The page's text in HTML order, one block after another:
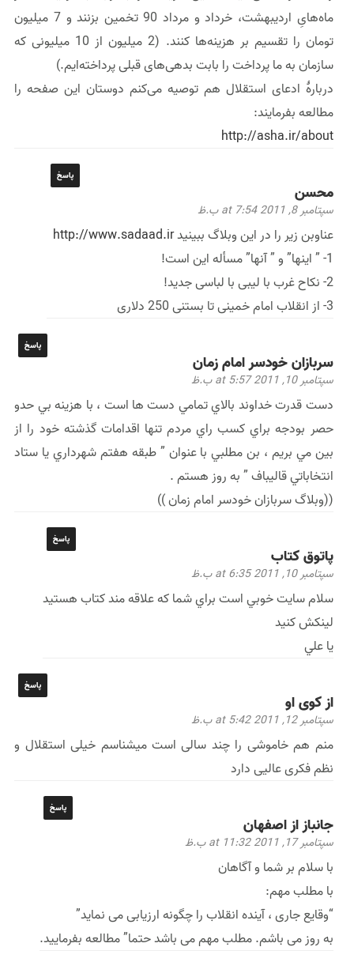
ماه‌هایِ اردیبهشت، خرداد و مرداد 90 تخمین بزنند و 7 میلیون
تومان را تقسیم بر هزینه‌ها کنند. (2 میلیون از 10 میلیونی که
سازمان به ما پرداخت را بابت بدهی‌های قبلی پرداخته‌ایم.)
دربارهٔ ادعای استقلال هم توصیه می‌کنم دوستان این صفحه را
مطالعه بفرمایند:
http://asha.ir/about
محسن
سپتامبر 8, 2011 at 7:54 ب.ظ
پاسخ
عناوبن زیر را در این وبلاگ ببینیدhttp://www.sadaad.ir
1- ” اینها” و ” آنها” مسأله این است!
2- نکاح غرب با لیبی با لباسی جدید!
3- از انقلاب امام خمینی تا بستنی 250 دلاری
سربازان خودسر امام زمان
سپتامبر 10, 2011 at 5:57 ب.ظ
پاسخ
دست قدرت خداوند بالاي تمامي دست ها است ، با هزينه بي حدو
حصر بودجه براي كسب راي مردم تنها اقدامات گذشته خود را از
بين مي بريم ، بن مطلبي با عنوان ” طبقه هفتم شهرداري يا ستاد
انتخاباتي قاليباف ” به روز هستم .
((وبلاگ سربازان خودسر امام زمان ))
پاتوق كتاب
سپتامبر 10, 2011 at 6:35 ب.ظ
پاسخ
سلام سايت خوبي است براي شما كه علاقه مند كتاب هستيد
لينكش كنيد
يا علي
از کوی او
سپتامبر 12, 2011 at 5:42 ب.ظ
پاسخ
منم ھم خاموشی را چند سالی است میشناسم خیلی استقلال و
نظم فکری عالیی دارد
جانباز از اصفهان
سپتامبر 17, 2011 at 11:32 ب.ظ
پاسخ
با سلام بر شما و آگاهان
با مطلب مهم:
“وقایع جاری ، آینده انقلاب را چگونه ارزیابی می نماید”
به روز می باشم. مطلب مهم می باشد حتما” مطالعه بفرمایید.